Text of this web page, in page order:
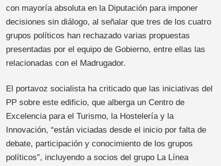
con mayoría absoluta en la Diputación para imponer
decisiones sin diálogo, al señalar que tres de los cuatro
grupos políticos han rechazado varias propuestas
presentadas por el equipo de Gobierno, entre ellas las
relacionadas con el Madrugador.
El portavoz socialista ha criticado que las iniciativas del
PP sobre este edificio, que alberga un Centro de
Excelencia para el Turismo, la Hostelería y la
Innovación, “están viciadas desde el inicio por falta de
debate, participación y conocimiento de los grupos
políticos”, incluyendo a socios del grupo La Línea